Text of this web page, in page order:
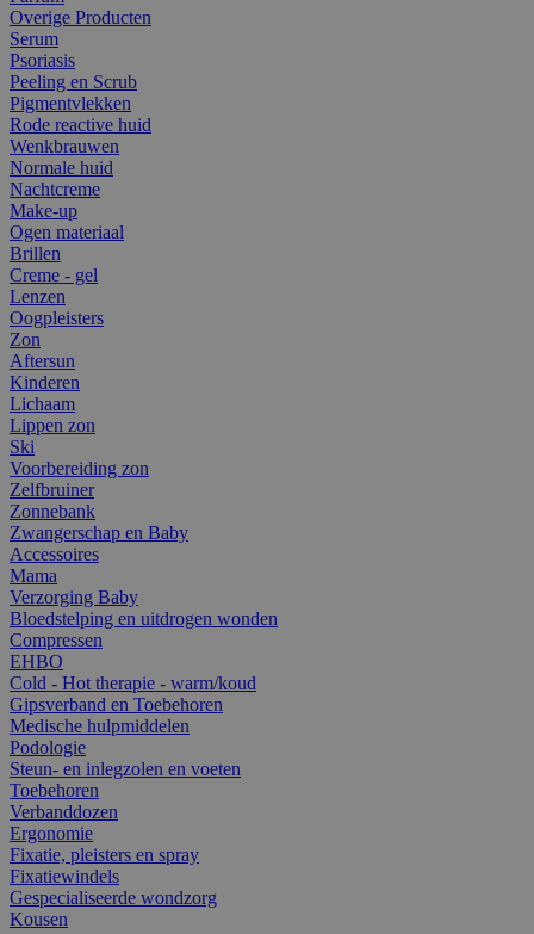
Overige Producten
Serum
Psoriasis
Peeling en Scrub
Pigmentvlekken
Rode reactive huid
Wenkbrauwen
Normale huid
Nachtcreme
Make-up
Ogen materiaal
Brillen
Creme - gel
Lenzen
Oogpleisters
Zon
Aftersun
Kinderen
Lichaam
Lippen zon
Ski
Voorbereiding zon
Zelfbruiner
Zonnebank
Zwangerschap en Baby
Accessoires
Mama
Verzorging Baby
Bloedstelping en uitdrogen wonden
Compressen
EHBO
Cold - Hot therapie - warm/koud
Gipsverband en Toebehoren
Medische hulpmiddelen
Podologie
Steun- en inlegzolen en voeten
Toebehoren
Verbanddozen
Ergonomie
Fixatie, pleisters en spray
Fixatiewindels
Gespecialiseerde wondzorg
Kousen